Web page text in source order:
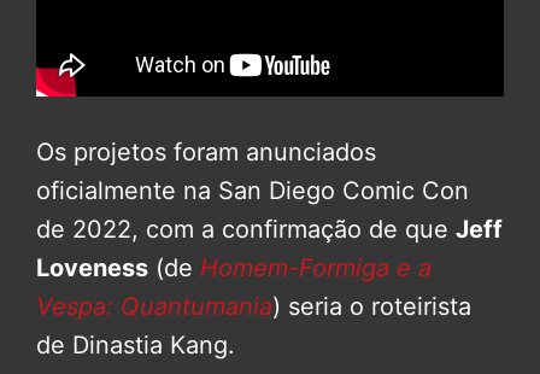
Os projetos foram anunciados
oficialmente na San Diego Comic Con
de 2022, com a confirmação de que Jeff
Loveness (de Homem-Formiga e a
Vespa: Quantumania) seria o roteirista
de Dinastia Kang.